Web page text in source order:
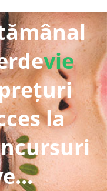
vie
la